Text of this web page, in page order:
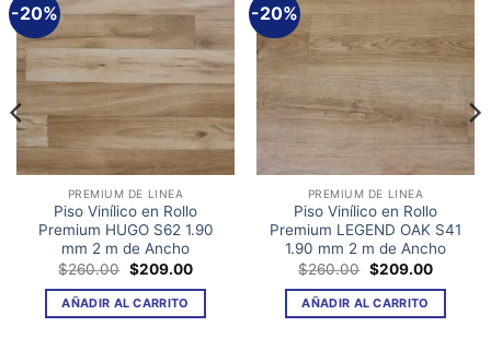
-20%
Añadir
a la
lista de
deseos
PREMIUM DE LINEA
Piso Vinílico en Rollo
Premium HUGO S62 1.90
mm 2 m de Ancho
$260.00 El
precio
original
era:
$209.00El
actual
AÑADIR AL CARRITO
-20%
Añadir
lista de
deseos
PREMIUM DE LINEA
Piso Vinílico en Rollo
Premium LEGEND OAK S41
1.90 mm 2 m de Ancho
$260.00 El
precio
original
era:
$209.00El
actual
AÑADIR AL CARRITO